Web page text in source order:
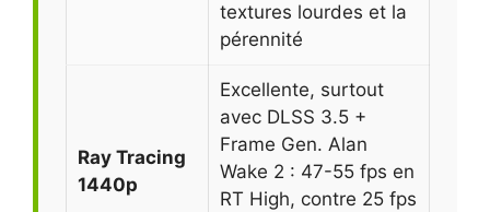
textures lourdes et la
pérennité
Ray Tracing
1440p
Excellente, surtout
avec DLSS 3.5 +
Frame Gen. Alan
Wake 2 : 47-55 fps en
RT High, contre 25 fps